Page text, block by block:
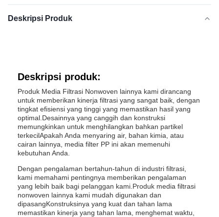
Deskripsi Produk
Deskripsi produk:
Produk Media Filtrasi Nonwoven lainnya kami dirancang
untuk memberikan kinerja filtrasi yang sangat baik, dengan
tingkat efisiensi yang tinggi yang memastikan hasil yang
optimal.Desainnya yang canggih dan konstruksi
memungkinkan untuk menghilangkan bahkan partikel
terkecilApakah Anda menyaring air, bahan kimia, atau
cairan lainnya, media filter PP ini akan memenuhi
kebutuhan Anda.
Dengan pengalaman bertahun-tahun di industri filtrasi,
kami memahami pentingnya memberikan pengalaman
yang lebih baik bagi pelanggan kami.Produk media filtrasi
nonwoven lainnya kami mudah digunakan dan
dipasangKonstruksinya yang kuat dan tahan lama
memastikan kinerja yang tahan lama, menghemat waktu,